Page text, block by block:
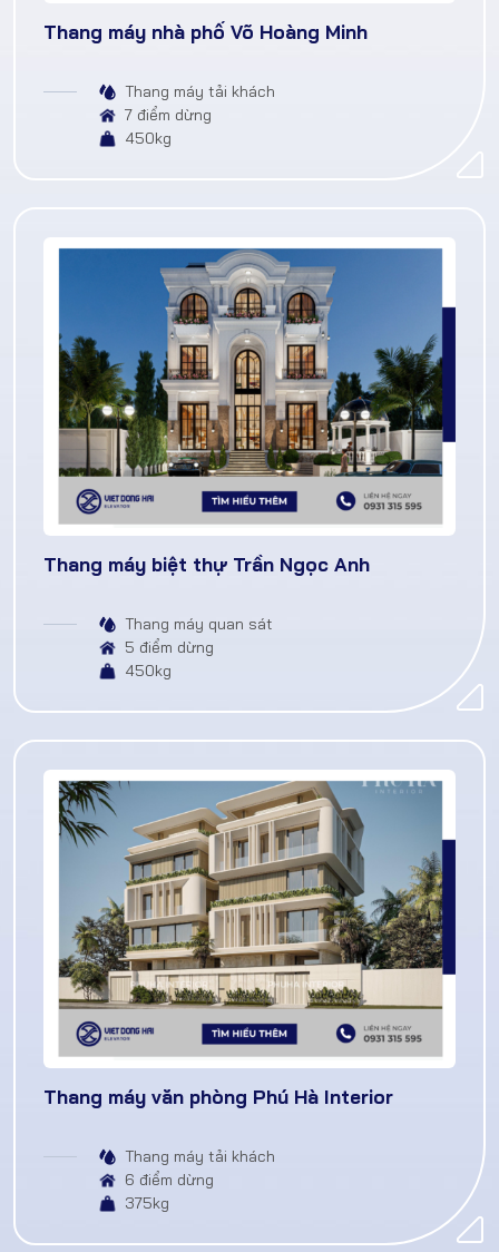
Thang máy nhà phố Võ Hoàng Minh
Thang máy tải khách
7 điểm dừng
450kg
Thang máy biệt thự Trần Ngọc Anh
Thang máy quan sát
5 điểm dừng
450kg
Thang máy văn phòng Phú Hà Interior
Thang máy tải khách
6 điểm dừng
375kg